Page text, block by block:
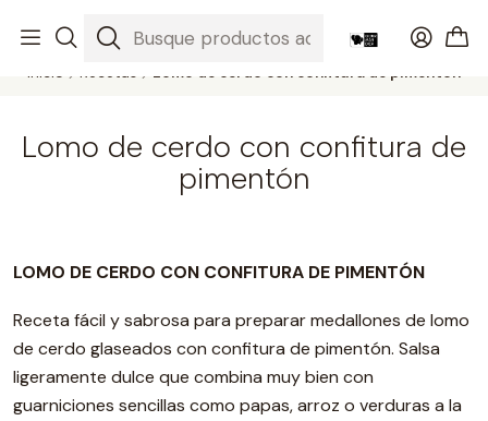
Productos gourmet del sur a todo Chile
Inicio Recetas Lomo de cerdo con confitura de pimentón
Lomo de cerdo con confitura de
pimentón
LOMO DE CERDO CON CONFITURA DE PIMENTÓN
Receta fácil y sabrosa para preparar medallones de lomo
de cerdo glaseados con confitura de pimentón. Salsa
ligeramente dulce que combina muy bien con
guarniciones sencillas como papas, arroz o verduras a la